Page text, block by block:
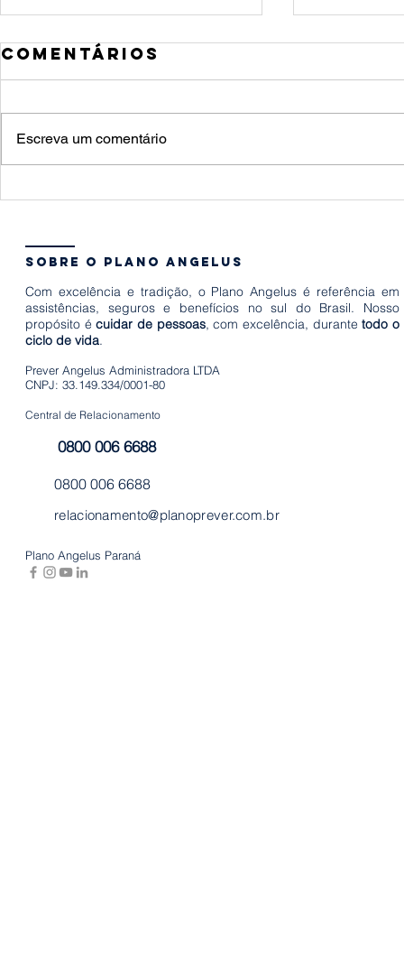
10 formas de
desenvolvimento
em
horas
Comentários
Escreva um comentário
sobre o plano angelus
Com excelência e tradição, o Plano Angelus é referência em
assistências, seguros e benefícios no sul do Brasil. Nosso
propósito écuidar de pessoas, com excelência, durantetodo o
ciclo de vida.
Prever Angelus Administradora LTDA
CNPJ: 33.149.334/0001-80
Central de Relacionamento
0800 006 6688
0800 006 6688
relacionamento@planoprever.com.br
Plano Angelus Paraná